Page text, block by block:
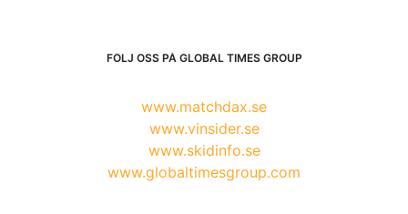
FÖLJ OSS PÅ GLOBAL TIMES GROUP
www.matchdax.se
www.vinsider.se
www.skidinfo.se
www.globaltimesgroup.com